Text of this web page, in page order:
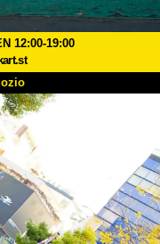
12:00-19:00
Prenotazioni